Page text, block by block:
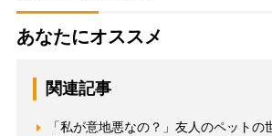
あなたにオススメ
関連記事
「私が意地悪なの？」友人のペットの